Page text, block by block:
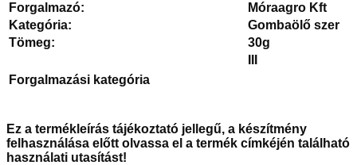
Forgalmazó:
Móraagro Kft
Kategória:
Gombaölő szer
Tömeg:
30g
Forgalmazási kategória
Ez a termékleírás tájékoztató jellegű, a készítmény
felhasználása előtt olvassa el a termék címkéjén található
használati utasítást!